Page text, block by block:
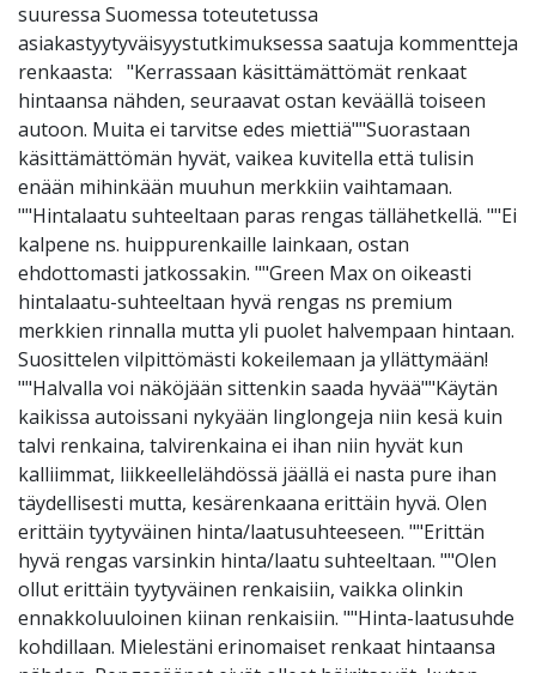
suuressa Suomessa toteutetussa
asiakastyytyväisyystutkimuksessa saatuja kommentteja
renkaasta: "Kerrassaan käsittämättömät renkaat
hintaansa nähden, seuraavat ostan keväällä toiseen
autoon. Muita ei tarvitse edes miettiä""Suorastaan
käsittämättömän hyvät, vaikea kuvitella että tulisin
enään mihinkään muuhun merkkiin vaihtamaan.
""Hintalaatu suhteeltaan paras rengas tällähetkellä. ""Ei
kalpene ns. huippurenkaille lainkaan, ostan
ehdottomasti jatkossakin. ""Green Max on oikeasti
hintalaatu-suhteeltaan hyvä rengas ns premium
merkkien rinnalla mutta yli puolet halvempaan hintaan.
Suosittelen vilpittömästi kokeilemaan ja yllättymään!
""Halvalla voi näköjään sittenkin saada hyvää""Käytän
kaikissa autoissani nykyään linglongeja niin kesä kuin
talvi renkaina, talvirenkaina ei ihan niin hyvät kun
kalliimmat, liikkeellelähdössä jäällä ei nasta pure ihan
täydellisesti mutta, kesärenkaana erittäin hyvä. Olen
erittäin tyytyväinen hinta/laatusuhteeseen. ""Erittän
hyvä rengas varsinkin hinta/laatu suhteeltaan. ""Olen
ollut erittäin tyytyväinen renkaisiin, vaikka olinkin
ennakkoluuloinen kiinan renkaisiin. ""Hinta-laatusuhde
kohdillaan. Mielestäni erinomaiset renkaat hintaansa